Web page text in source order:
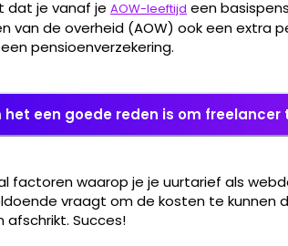
dat je vanaf je AOW-leeftijd een
van de overheid (AOW) ook een extra
pensioenverzekering.
het een goede reden is om freelancer
factoren waarop je je uurtarief als
vraagt om de kosten te kunnen
Succes!